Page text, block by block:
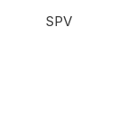
SPV